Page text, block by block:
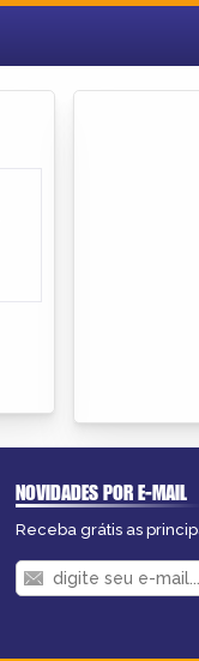
NOVIDADES POR E-MAIL
Receba grátis as